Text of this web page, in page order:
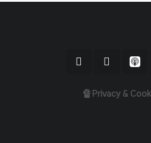
🔏Privacy &